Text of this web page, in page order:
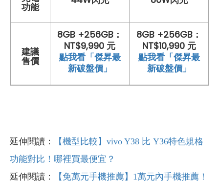
功能
建議
售價
8GB +256GB：
NT$9,990 元
點我看「傑昇最
新破盤價」
8GB +256GB：
NT$10,990 元
點我看「傑昇最
新破盤價」
延伸閱讀：
【機型比較】vivo Y38 比 Y36特色規格
功能對比！哪裡買最便宜？
延伸閱讀：
【免萬元手機推薦】1萬元內手機推薦！